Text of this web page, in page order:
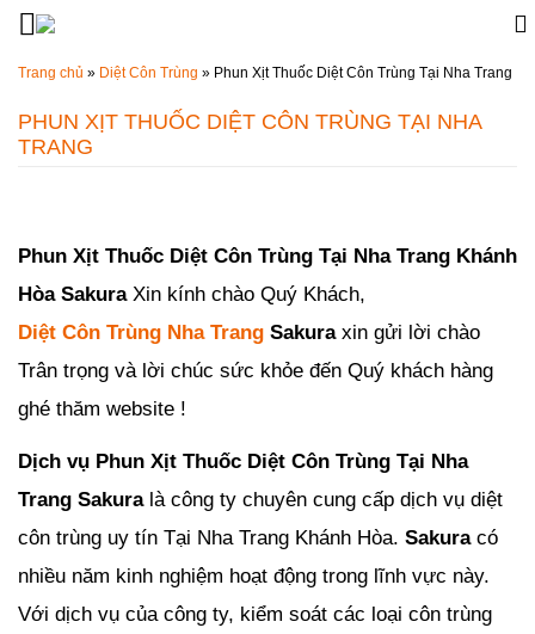
Đến nội dung chính
Trang chủ » Diệt Côn Trùng » Phun Xịt Thuốc Diệt Côn Trùng Tại Nha Trang
PHUN XỊT THUỐC DIỆT CÔN TRÙNG TẠI NHA
TRANG
Phun Xịt Thuốc Diệt Côn Trùng Tại Nha Trang Khánh
Hòa Sakura Xin kính chào Quý Khách,
Diệt Côn Trùng Nha Trang Sakuraxin gửi lời chào
Trân trọng và lời chúc sức khỏe đến Quý khách hàng
ghé thăm website !
Dịch vụ Phun Xịt Thuốc Diệt Côn Trùng Tại Nha
Trang Sakura là công ty chuyên cung cấp dịch vụ diệt
côn trùng uy tín Tại Nha Trang Khánh Hòa. Sakuracó
nhiều năm kinh nghiệm hoạt động trong lĩnh vực này.
Với dịch vụ của công ty, kiểm soát các loại côn trùng